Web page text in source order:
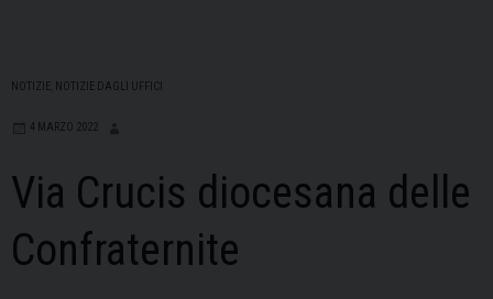
NOTIZIE NOTIZIE DAGLI UFFICI
4 MARZO 2022
Via Crucis diocesana delle
Confraternite